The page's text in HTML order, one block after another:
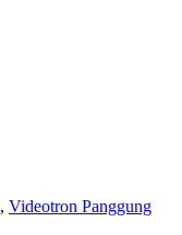
, Videotron Panggung